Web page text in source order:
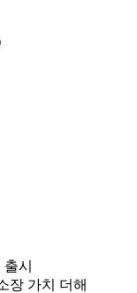
시
장 가치 더해